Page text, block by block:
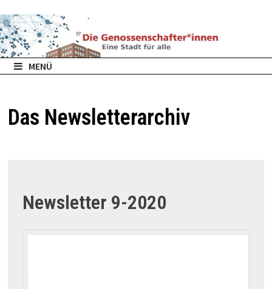
zum
Inhalt
MENÜ
Das Newsletterarchiv
Newsletter 9-2020